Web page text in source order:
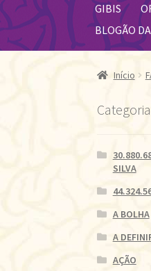
GIBIS
BLOGÃO
Início
SILVA
A BOLHA
A
AÇÃO